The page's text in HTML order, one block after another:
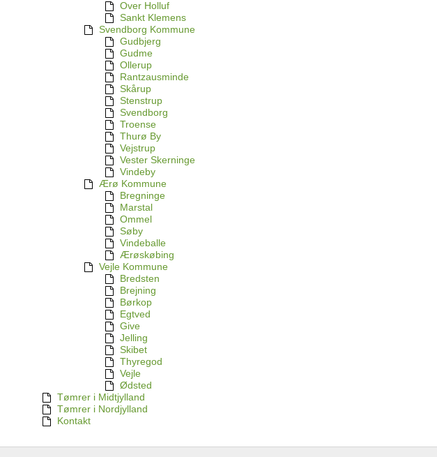
Over Holluf
Sankt Klemens
Svendborg Kommune
Gudbjerg
Gudme
Ollerup
Rantzausminde
Skårup
Stenstrup
Svendborg
Troense
Thurø By
Vejstrup
Vester Skerninge
Vindeby
Ærø Kommune
Bregninge
Marstal
Ommel
Søby
Vindeballe
Ærøskøbing
Vejle Kommune
Bredsten
Brejning
Børkop
Egtved
Give
Jelling
Skibet
Thyregod
Vejle
Ødsted
Tømrer i Midtjylland
Tømrer i Nordjylland
Kontakt